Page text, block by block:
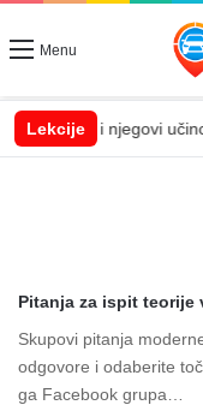
Menu
Lekcije
Alkohol i njegovi učinci
Pitanja za ispit teorije
Skupovi pitanja
odgovore i odaberite
ga Facebook grupa…